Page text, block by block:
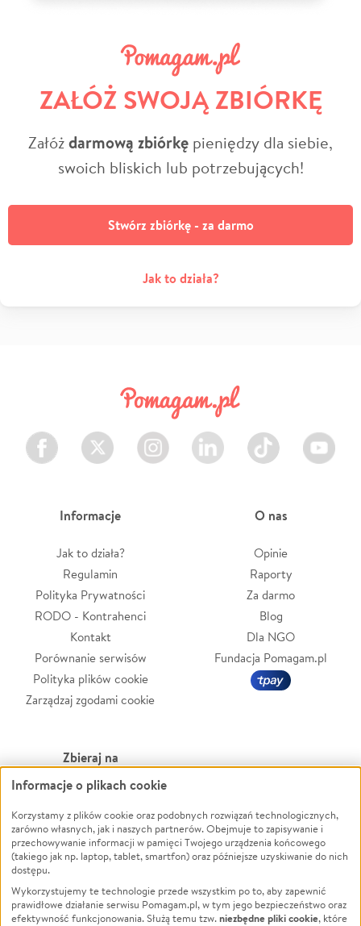
ZAŁÓŻ SWOJĄ ZBIÓRKĘ
Załóżdarmową zbiórkę pieniędzy dla siebie,
swoich bliskich lub potrzebujących!
Stwórz zbiórkę - za darmo
Jak to działa?
Facebook Twitter Instagram LinkedIn TikTok Youtube
Informacje
Jak to działa?
Regulamin
Polityka Prywatności
RODO - Kontrahenci
Kontakt
Porównanie serwisów
Polityka plików cookie
Zarządzaj zgodami cookie
O nas
Opinie
Raporty
Za darmo
Blog
Dla NGO
Fundacja Pomagam.pl
Zbieraj na
Leczenie
Zwierzęta
Pożar
Ukraina
Pomoc Finansowa
Projekty
Powódź
Wichura
NGO
Edukacja
Podróż
Informacje o plikach cookie
Korzystamy z plików cookie oraz podobnych rozwiązań technologicznych,
zarówno własnych, jak i naszych partnerów. Obejmuje to zapisywanie i
przechowywanie informacji w pamięci Twojego urządzenia końcowego
(takiego jak np. laptop, tablet, smartfon) oraz późniejsze uzyskiwanie do nich
dostępu.
Wykorzystujemy te technologie przede wszystkim po to, aby zapewnić
prawidłowe działanie serwisu Pomagam.pl, w tym jego bezpieczeństwo oraz
efektywność funkcjonowania. Służą temu tzw.niezbędne pliki cookie, które